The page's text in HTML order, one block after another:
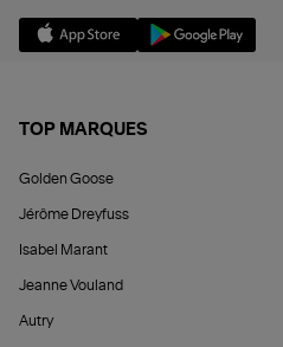
TOP MARQUES
Golden Goose
Jérôme Dreyfuss
Isabel Marant
Jeanne Vouland
Autry